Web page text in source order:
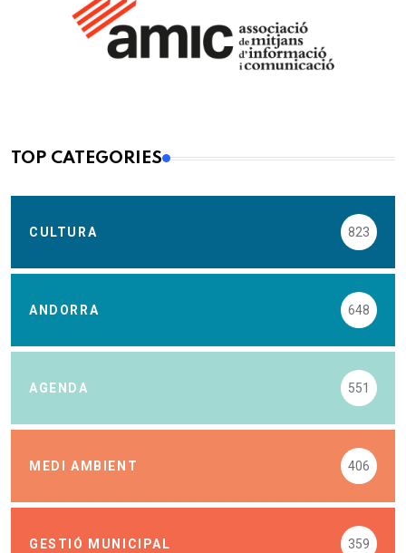
TOP CATEGORIES
CULTURA 823
ANDORRA 648
AGENDA 551
MEDI AMBIENT 406
GESTIÓ MUNICIPAL 359